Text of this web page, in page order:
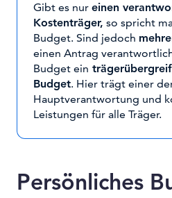
Gibt es nur einen
Kostenträger, so spricht
Budget. Sind jedoch
einen Antrag
Budget ein
Budget. Hier trägt einer
Hauptverantwortung und
Leistungen für alle Träger.
Persönliches